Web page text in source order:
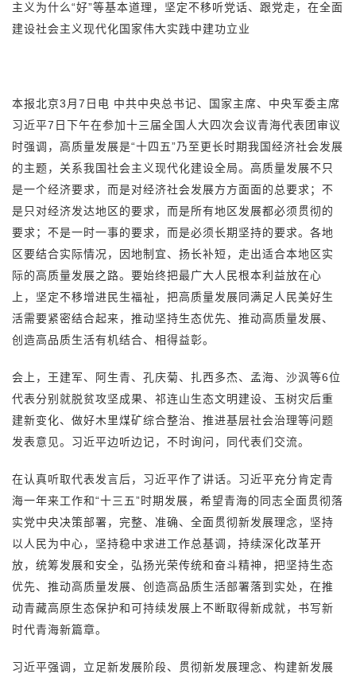
主义为什么“好”等基本道理，坚定不移听党话、跟党走，在全面
建设社会主义现代化国家伟大实践中建功立业
本报北京3月7日电 中共中央总书记、国家主席、中央军委主席
习近平7日下午在参加十三届全国人大四次会议青海代表团审议
时强调，高质量发展是“十四五”乃至更长时期我国经济社会发展
的主题，关系我国社会主义现代化建设全局。高质量发展不只
是一个经济要求，而是对经济社会发展方方面面的总要求；不
是只对经济发达地区的要求，而是所有地区发展都必须贯彻的
要求；不是一时一事的要求，而是必须长期坚持的要求。各地
区要结合实际情况，因地制宜、扬长补短，走出适合本地区实
际的高质量发展之路。要始终把最广大人民根本利益放在心
上，坚定不移增进民生福祉，把高质量发展同满足人民美好生
活需要紧密结合起来，推动坚持生态优先、推动高质量发展、
创造高品质生活有机结合、相得益彰。
会上，王建军、阿生青、孔庆菊、扎西多杰、孟海、沙沨等6位
代表分别就脱贫攻坚成果、祁连山生态文明建设、玉树灾后重
建新变化、做好木里煤矿综合整治、推进基层社会治理等问题
发表意见。习近平边听边记，不时询问，同代表们交流。
在认真听取代表发言后，习近平作了讲话。习近平充分肯定青
海一年来工作和“十三五”时期发展，希望青海的同志全面贯彻落
实党中央决策部署，完整、准确、全面贯彻新发展理念，坚持
以人民为中心，坚持稳中求进工作总基调，持续深化改革开
放，统筹发展和安全，弘扬光荣传统和奋斗精神，把坚持生态
优先、推动高质量发展、创造高品质生活部署落到实处，在推
动青藏高原生态保护和可持续发展上不断取得新成就，书写新
时代青海新篇章。
习近平强调，立足新发展阶段、贯彻新发展理念、构建新发展